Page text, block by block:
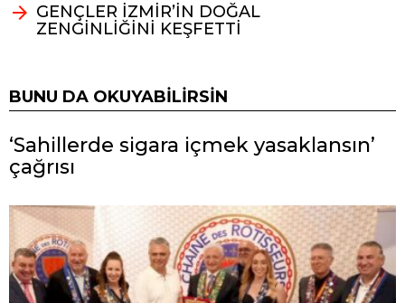
GENÇLER İZMİR’İN DOĞAL
ZENGİNLİĞİNİ KEŞFETTİ
BUNU DA OKUYABILIRSIN
‘Sahillerde sigara içmek yasaklansın’
çağrısı